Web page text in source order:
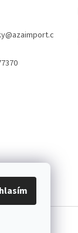
@azaimport.c